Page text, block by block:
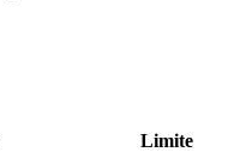
Limite